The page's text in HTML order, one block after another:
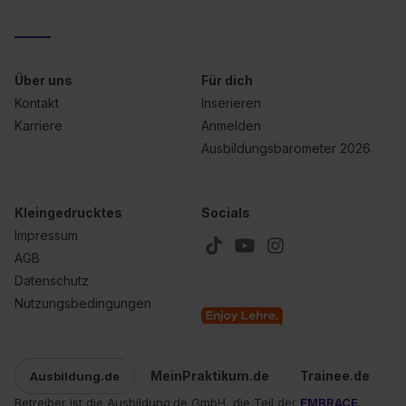
zeigen“. Weitere Informationen:
Datenschutzerklärung
Über uns
Kontakt
Karriere
Für dich
Inserieren
Anmelden
Ausbildungsbarometer 2026
Kleingedrucktes
Impressum
AGB
Datenschutz
Nutzungsbedingungen
Socials
Ausbildung.de MeinPraktikum.de Trainee.de
Betreiber ist die Ausbildung.de GmbH, die Teil der EMBRACE